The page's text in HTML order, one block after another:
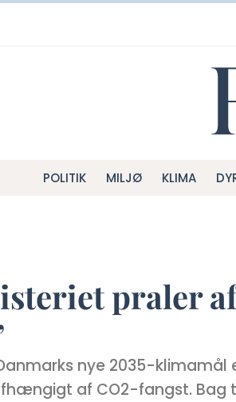
POLITIK MILJØ KLIMA
praler af
nye 2035-
af CO2-fangst. Bag